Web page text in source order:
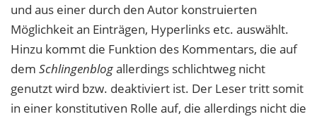
und aus einer durch den Autor konstruierten
Möglichkeit an Einträgen, Hyperlinks etc. auswählt.
Hinzu kommt die Funktion des Kommentars, die auf
dem Schlingenblogallerdings schlichtweg nicht
genutzt wird bzw. deaktiviert ist. Der Leser tritt somit
in einer konstitutiven Rolle auf, die allerdings nicht die